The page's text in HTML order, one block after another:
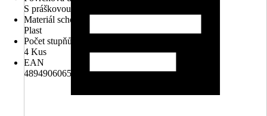
S práškovou úpravou
Materiál schodu
Plast
Počet stupňů
4 Kus
EAN
4894906065739